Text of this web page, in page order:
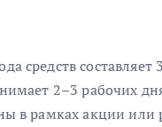
средств составляет
2–3 рабочих
в рамках акции